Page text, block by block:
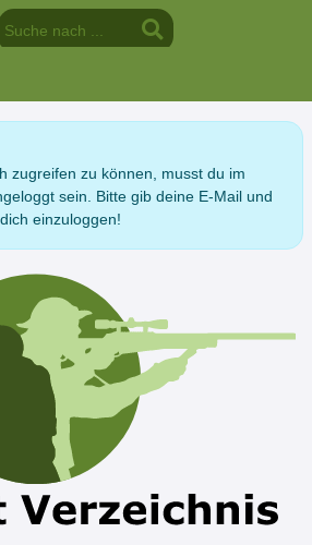
zugreifen zu können, musst du im
sein. Bitte gib deine E-Mail und
einzuloggen!